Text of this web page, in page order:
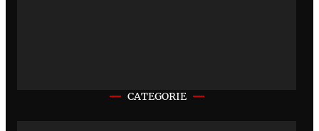
CATEGORIE